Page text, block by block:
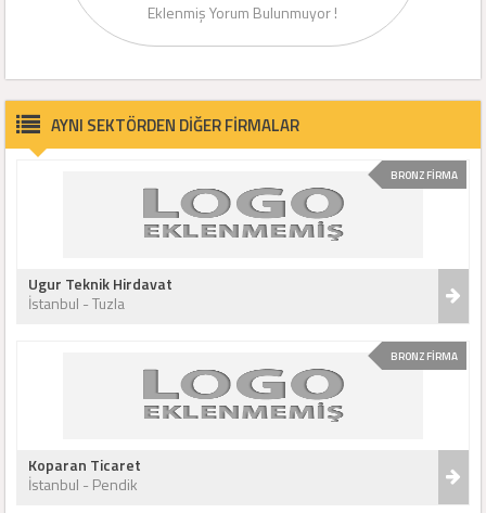
Eklenmiş Yorum Bulunmuyor !
AYNI SEKTÖRDEN DİĞER FİRMALAR
BRONZ FİRMA
Ugur Teknik Hirdavat
İstanbul - Tuzla
BRONZ FİRMA
Koparan Ticaret
İstanbul - Pendik